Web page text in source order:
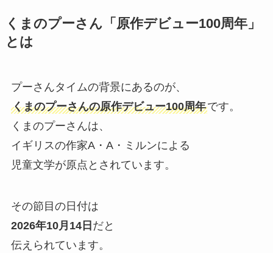
くまのプーさん「原作デビュー100周年」
とは
プーさんタイムの背景にあるのが、
くまのプーさんの原作デビュー100周年です。
くまのプーさんは、
イギリスの作家A・A・ミルンによる
児童文学が原点とされています。
その節目の日付は
2026年10月14日 だと
伝えられています。